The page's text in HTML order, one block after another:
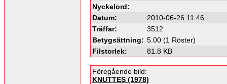
Nyckelord:
Datum:
2010-06-26 11:46
Träffar:
3512
Betygsättning: 5.00 (1 Röster)
Filstorlek:
81.8 KB
Föregående bild:
KNUTTES (1978)